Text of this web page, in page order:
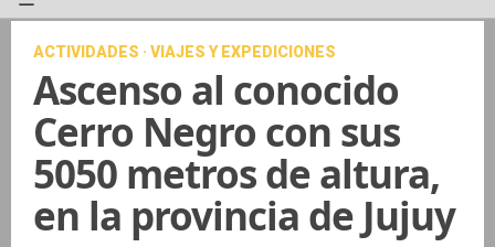
ACTIVIDADES · VIAJES Y EXPEDICIONES
Ascenso al conocido
Cerro Negro con sus
5050 metros de altura,
en la provincia de Jujuy